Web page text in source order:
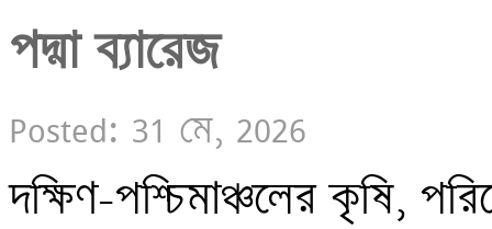
পদ্মা ব্যারেজ
Posted: 31 মে, 2026
দক্ষিণ-পশ্চিমাঞ্চলের কৃষি,